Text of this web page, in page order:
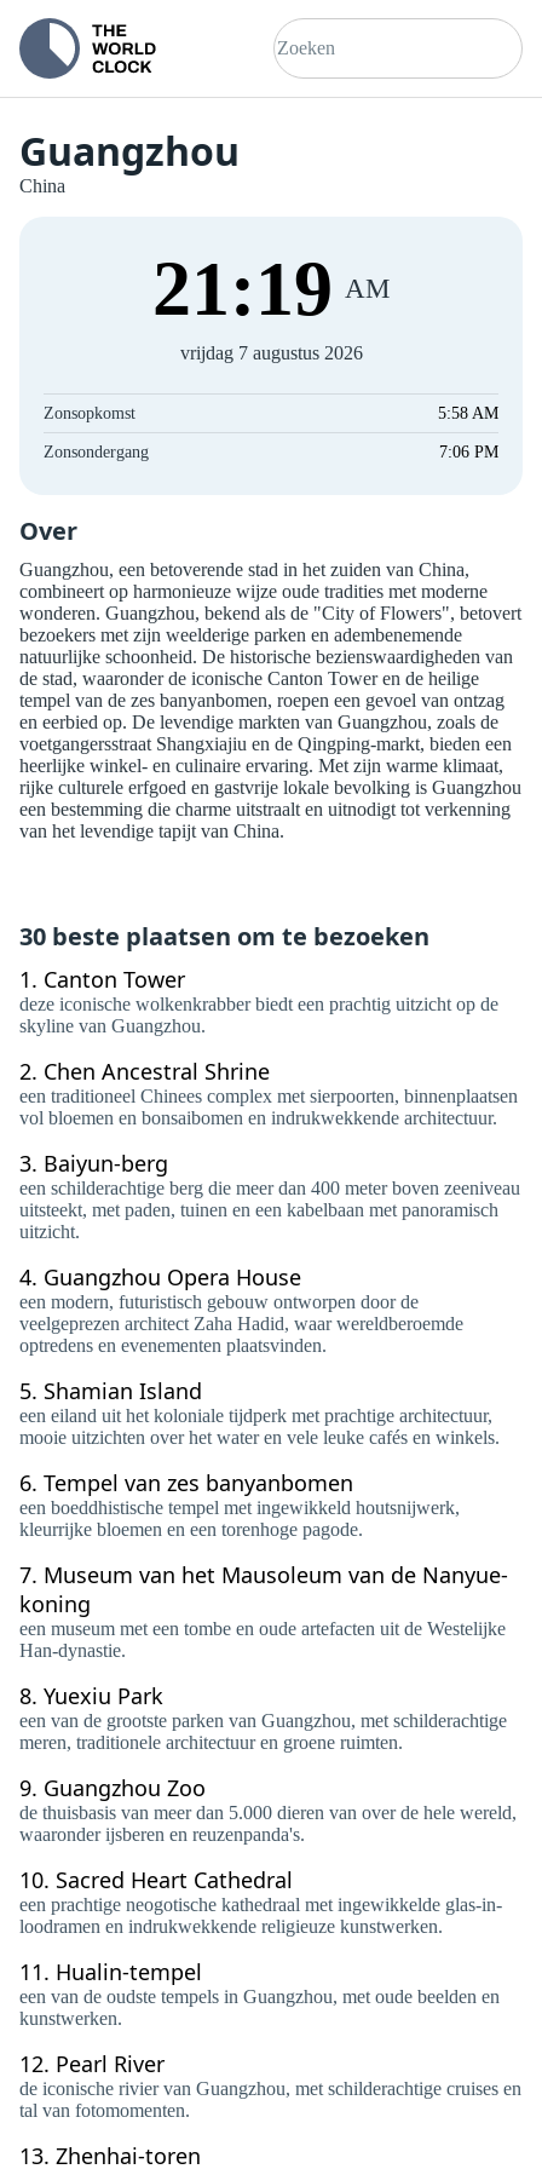
Guangzhou
China
21:20 AM
vrijdag 7 augustus 2026
Zonsopkomst 5:58 AM
Zonsondergang 7:06 PM
Over
Guangzhou, een betoverende stad in het zuiden van China,
combineert op harmonieuze wijze oude tradities met moderne
wonderen. Guangzhou, bekend als de "City of Flowers", betovert
bezoekers met zijn weelderige parken en adembenemende
natuurlijke schoonheid. De historische bezienswaardigheden van
de stad, waaronder de iconische Canton Tower en de heilige
tempel van de zes banyanbomen, roepen een gevoel van ontzag
en eerbied op. De levendige markten van Guangzhou, zoals de
voetgangersstraat Shangxiajiu en de Qingping-markt, bieden een
heerlijke winkel- en culinaire ervaring. Met zijn warme klimaat,
rijke culturele erfgoed en gastvrije lokale bevolking is Guangzhou
een bestemming die charme uitstraalt en uitnodigt tot verkenning
van het levendige tapijt van China.
30 beste plaatsen om te bezoeken
1. Canton Tower
deze iconische wolkenkrabber biedt een prachtig uitzicht op de
skyline van Guangzhou.
2. Chen Ancestral Shrine
een traditioneel Chinees complex met sierpoorten, binnenplaatsen
vol bloemen en bonsaibomen en indrukwekkende architectuur.
3. Baiyun-berg
een schilderachtige berg die meer dan 400 meter boven zeeniveau
uitsteekt, met paden, tuinen en een kabelbaan met panoramisch
uitzicht.
4. Guangzhou Opera House
een modern, futuristisch gebouw ontworpen door de
veelgeprezen architect Zaha Hadid, waar wereldberoemde
optredens en evenementen plaatsvinden.
5. Shamian Island
een eiland uit het koloniale tijdperk met prachtige architectuur,
mooie uitzichten over het water en vele leuke cafés en winkels.
6. Tempel van zes banyanbomen
een boeddhistische tempel met ingewikkeld houtsnijwerk,
kleurrijke bloemen en een torenhoge pagode.
7. Museum van het Mausoleum van de Nanyue-
koning
een museum met een tombe en oude artefacten uit de Westelijke
Han-dynastie.
8. Yuexiu Park
een van de grootste parken van Guangzhou, met schilderachtige
meren, traditionele architectuur en groene ruimten.
9. Guangzhou Zoo
de thuisbasis van meer dan 5.000 dieren van over de hele wereld,
waaronder ijsberen en reuzenpanda's.
10. Sacred Heart Cathedral
een prachtige neogotische kathedraal met ingewikkelde glas-in-
loodramen en indrukwekkende religieuze kunstwerken.
11. Hualin-tempel
een van de oudste tempels in Guangzhou, met oude beelden en
kunstwerken.
12. Pearl River
de iconische rivier van Guangzhou, met schilderachtige cruises en
tal van fotomomenten.
13. Zhenhai-toren